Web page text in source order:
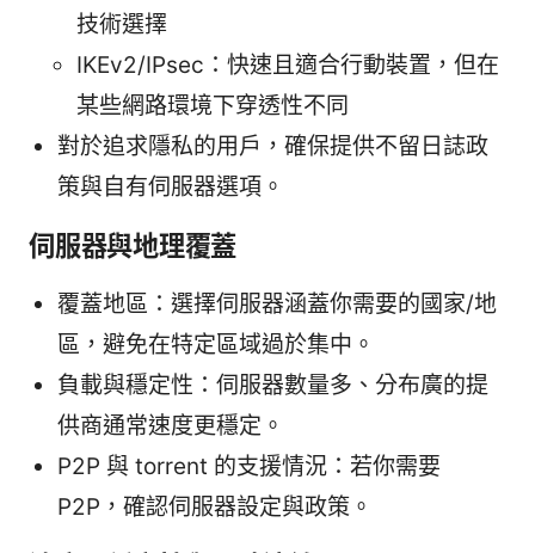
技術選擇
IKEv2/IPsec：快速且適合行動裝置，但在
某些網路環境下穿透性不同
對於追求隱私的用戶，確保提供不留日誌政
策與自有伺服器選項。
伺服器與地理覆蓋
覆蓋地區：選擇伺服器涵蓋你需要的國家/地
區，避免在特定區域過於集中。
負載與穩定性：伺服器數量多、分布廣的提
供商通常速度更穩定。
P2P 與 torrent 的支援情況：若你需要
P2P，確認伺服器設定與政策。